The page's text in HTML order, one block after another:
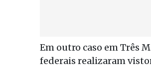
Em outro caso em Três
federais realizaram